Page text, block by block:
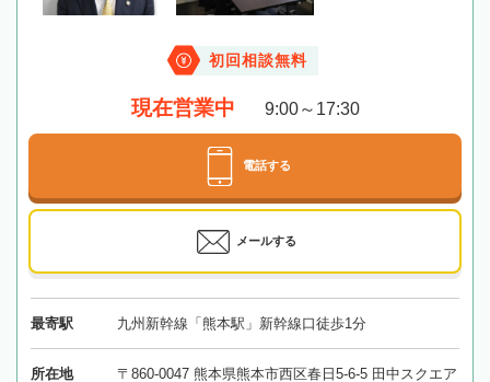
初回相談無料
現在営業中 9:00～17:30
電話する
メールする
最寄駅 九州新幹線「熊本駅」新幹線口徒歩1分
所在地
〒860-0047 熊本県熊本市西区春日5-6-5 田中スクエア